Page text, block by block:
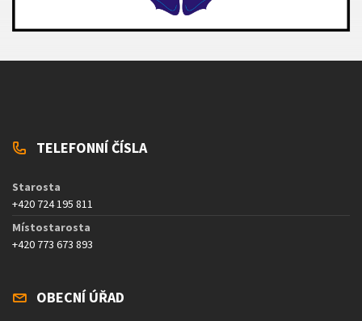
TELEFONNÍ ČÍSLA
Starosta
+420 724 195 811
Místostarosta
+420 773 673 893
OBECNÍ ÚŘAD